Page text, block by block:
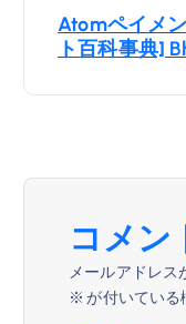
ビ
シ
Atomペイメ
ト百科事典]
コメン
メールアドレス
※ が付いている